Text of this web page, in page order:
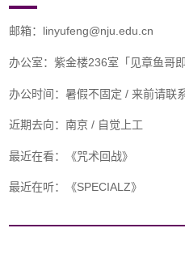
邮箱：linyufeng@nju.edu.cn
办公室：紫金楼236室「见章鱼哥即
办公时间：暑假不固定 / 来前请联
近期去向：南京 / 自觉上工
最近在看：《咒术回战》
最近在听：《SPECIALZ》